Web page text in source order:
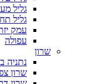
גליל
גליל
עמק
עפולה
שרון
נתניה
שרון